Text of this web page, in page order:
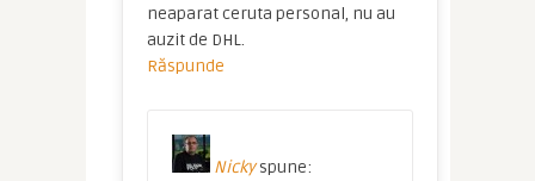
neaparat ceruta personal, nu au
auzit de DHL.
Răspunde
Nicky spune: